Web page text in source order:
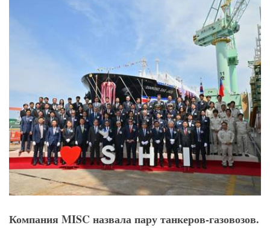
Компания MISC назвала пару танкеров-газовозов.